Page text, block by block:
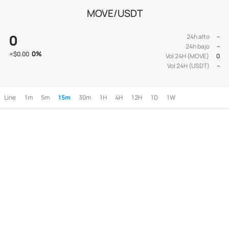
MOVE/USDT
0
≈$0.00 0%
24h alto
--
24h bajo
--
Vol 24H (MOVE)
0
Vol 24H (USDT)
--
Line 1m 5m 15m 30m 1H 4H 12H 1D 1W